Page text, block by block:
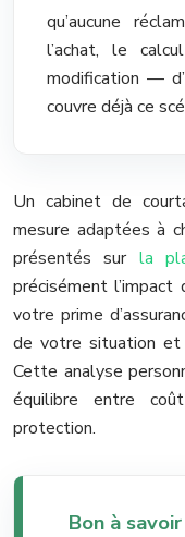
qu’aucune
l’achat, le
modification —
couvre déjà ce
Un cabinet de
mesure adaptées à
présentés sur la
précisément
votre prime
de votre situation et
Cette analyse
équilibre entre
protection.
Bon à